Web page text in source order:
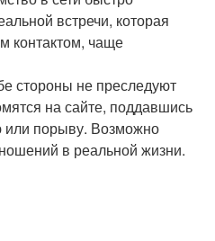
встречи, которая
контактом, чаще
стороны не преследуют
на сайте, поддавшись
или порыву. Возможно
в реальной жизни.